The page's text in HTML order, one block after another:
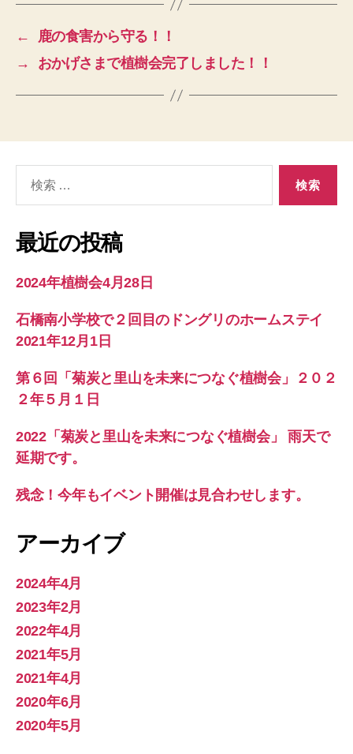
←
鹿の食害から守る！！
→
おかげさまで植樹会完了しました！！
象:
最近の投稿
2024年植樹会4月28日
石橋南小学校で２回目のドングリのホームステイ
2021年12月1日
第６回「菊炭と里山を未来につなぐ植樹会」２０２
２年５月１日
2022「菊炭と里山を未来につなぐ植樹会」 雨天で
延期です。
残念！今年もイベント開催は見合わせします。
アーカイブ
2024年4月
2023年2月
2022年4月
2021年5月
2021年4月
2020年6月
2020年5月